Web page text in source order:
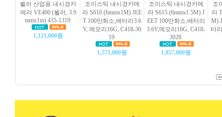
뵐러 산업용 내시경카
메라 VE400 (뵐러, 3.9
mmx1m) 435-1319
1,121,000원
조이스틱 내시경카메
라 S610 (6mmx1M) JEE
T 100만화소,배터리3.6
V, 메모리16G, C418-30
19
1,571,000원
조이스틱 내시경카메
라 S615 (6mmx1.5M) J
EET 100만화소,배터리
3.6V,메모리16G, C418-
3028
1,857,000원
조
라
M)
터